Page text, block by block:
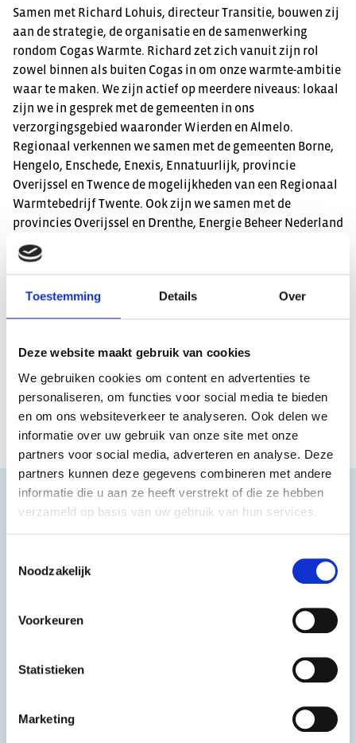
Toestemming Details Over
Deze website maakt gebruik van cookies
We gebruiken cookies om content en advertenties te
personaliseren, om functies voor social media te bieden
en om ons websiteverkeer te analyseren. Ook delen we
informatie over uw gebruik van onze site met onze
partners voor social media, adverteren en analyse. Deze
partners kunnen deze gegevens combineren met andere
informatie die u aan ze heeft verstrekt of die ze hebben
verzameld op basis van uw gebruik van hun services.
Noodzakelijk
Voorkeuren
Statistieken
Marketing
Samen met Richard Lohuis, directeur Transitie, bouwen zij
aan de strategie, de organisatie en de samenwerking
rondom Cogas Warmte. Richard zet zich vanuit zijn rol
zowel binnen als buiten Cogas in om onze warmte-ambitie
waar te maken. We zijn actief op meerdere niveaus: lokaal
zijn we in gesprek met de gemeenten in ons
verzorgingsgebied waaronder Wierden en Almelo.
Regionaal verkennen we samen met de gemeenten Borne,
Hengelo, Enschede, Enexis, Ennatuurlijk, provincie
Overijssel en Twence de mogelijkheden van een Regionaal
Warmtebedrijf Twente. Ook zijn we samen met de
provincies Overijssel en Drenthe, Energie Beheer Nederland
(EBN), netbeheerders RENDO en Enexis de mogelijkheden
voor een regionaal, publiek warmtebedrijf te onderzoeken.
Landelijk zijn we betrokken bij gesprekken via Netbeheer
Nederland over de toekomst van warmte.
Delen